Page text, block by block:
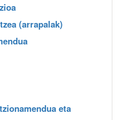
(arrapalak)
eta